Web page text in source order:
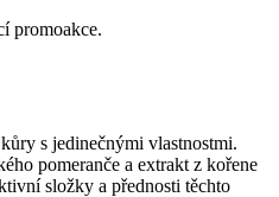
promoakce.
s jedinečnými vlastnostmi.
pomeranče a extrakt z kořene
složky a přednosti těchto